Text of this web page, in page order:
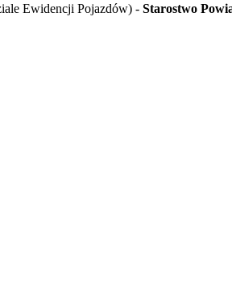
Ewidencji Pojazdów) - Starostwo